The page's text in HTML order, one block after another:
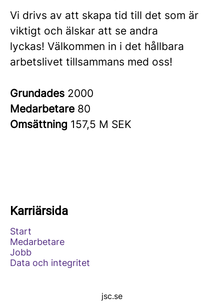
Vi drivs av att skapa tid till det som är
viktigt och älskar att se andra
lyckas! Välkommen in i det hållbara
arbetslivet tillsammans med oss!
Grundades 2000
Medarbetare 80
Omsättning 157,5 M SEK
Karriärsida
Start
Medarbetare
Jobb
Data och integritet
jsc.se